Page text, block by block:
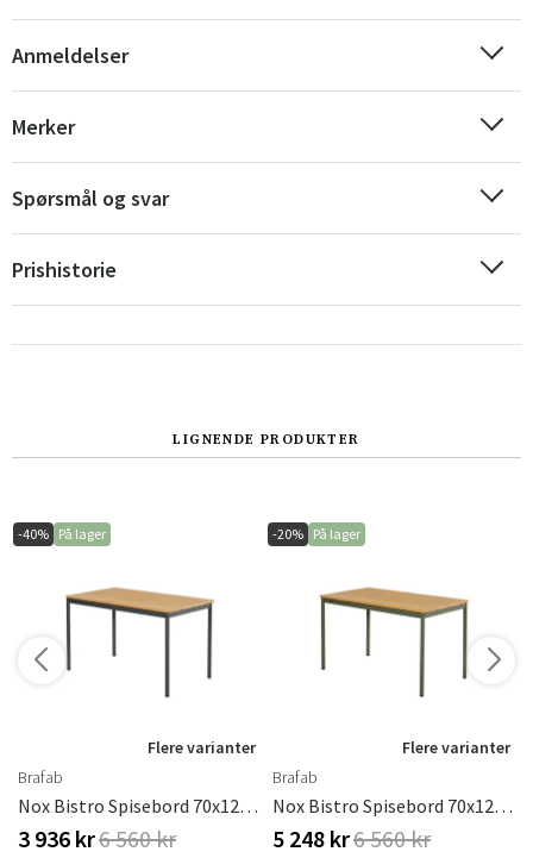
Suomi
Anmeldelser
Merker
Spørsmål og svar
Prishistorie
LIGNENDE PRODUKTER
-40% På lager
Flere varianter
Brafab
Nox Bistro Spisebord 70x125 Cm Bambu/Anthracite
3 936 kr6 560 kr
-20% På lager
Flere varianter
Brafab
Nox Bistro Spisebord 70x125 Cm Bambu/Nordic Green
5 248 kr6 560 kr